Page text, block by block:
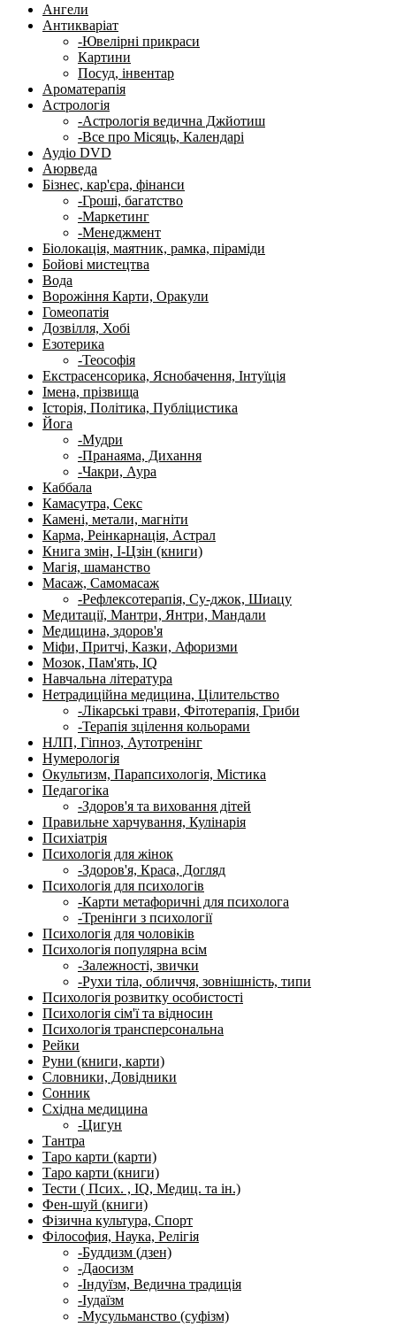
Ангели
Антикваріат
-Ювелірні прикраси
Картини
Посуд, інвентар
Ароматерапія
Астрологія
-Астрологія ведична Джйотиш
-Все про Місяць, Календарі
Аудіо DVD
Аюрведа
Бізнес, кар'єра, фінанси
-Гроші, багатство
-Маркетинг
-Менеджмент
Біолокація, маятник, рамка, піраміди
Бойові мистецтва
Вода
Ворожіння Карти, Оракули
Гомеопатія
Дозвілля, Хобі
Езотерика
-Теософія
Екстрасенсорика, Яснобачення, Інтуїція
Імена, прізвища
Історія, Політика, Публіцистика
Йога
-Мудри
-Пранаяма, Дихання
-Чакри, Аура
Каббала
Камасутра, Секс
Камені, метали, магніти
Карма, Реінкарнація, Астрал
Книга змін, І-Цзін (книги)
Магія, шаманство
Масаж, Самомасаж
-Рефлексотерапія, Су-джок, Шиацу
Медитації, Мантри, Янтри, Мандали
Медицина, здоров'я
Міфи, Притчі, Казки, Афоризми
Мозок, Пам'ять, IQ
Навчальна література
Нетрадиційна медицина, Цілительство
-Лікарські трави, Фітотерапія, Гриби
-Терапія зцілення кольорами
НЛП, Гіпноз, Аутотренінг
Нумерологія
Окультизм, Парапсихологія, Містика
Педагогіка
-Здоров'я та виховання дітей
Правильне харчування, Кулінарія
Психіатрія
Психологія для жінок
-Здоров'я, Краса, Догляд
Психологія для психологів
-Карти метафоричні для психолога
-Тренінги з психології
Психологія для чоловіків
Психологія популярна всім
-Залежності, звички
-Рухи тіла, обличчя, зовнішність, типи
Психологія розвитку особистості
Психологія сім'ї та відносин
Психологія трансперсональна
Рейки
Руни (книги, карти)
Словники, Довідники
Сонник
Східна медицина
-Цигун
Тантра
Таро карти (карти)
Таро карти (книги)
Тести ( Псих. , IQ, Медиц. та ін.)
Фен-шуй (книги)
Фізична культура, Спорт
Філософия, Наука, Релігія
-Буддизм (дзен)
-Даосизм
-Індуїзм, Ведична традиція
-Іудаїзм
-Мусульманство (суфізм)